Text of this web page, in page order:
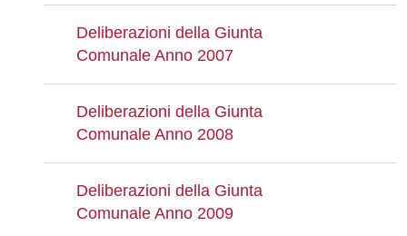
Deliberazioni della Giunta
Comunale Anno 2007
Deliberazioni della Giunta
Comunale Anno 2008
Deliberazioni della Giunta
Comunale Anno 2009